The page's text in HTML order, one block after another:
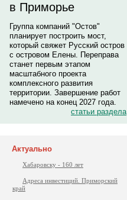
в Приморье
Группа компаний "Остов"
планирует построить мост,
который свяжет Русский остров
с островом Елены. Переправа
станет первым этапом
масштабного проекта
комплексного развития
территории. Завершение работ
намечено на конец 2027 года.
статьи раздела
Актуально
Хабаровску - 160 лет
Адреса инвестиций. Приморский
край